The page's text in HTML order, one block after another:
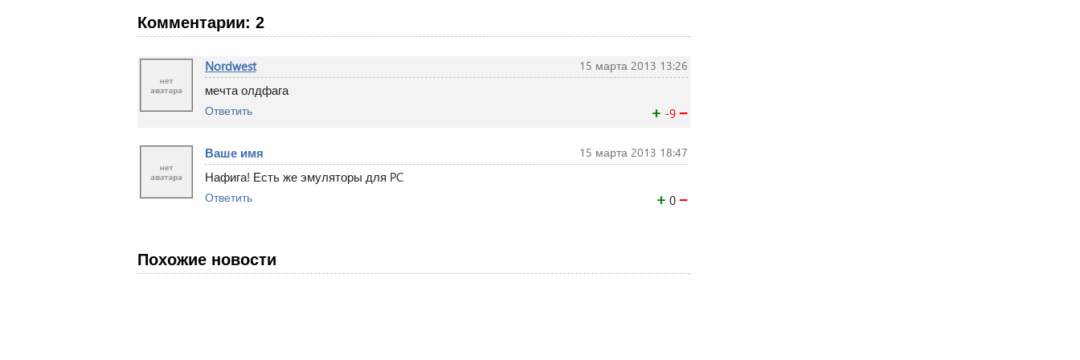
Комментарии: 2
15 марта 2013 13:26
Nordwest
мечта олдфага
+ -9 −
Ответить
15 марта 2013 18:47
Ваше имя
Нафига! Есть же эмуляторы для PC
+ 0 −
Ответить
Похожие новости